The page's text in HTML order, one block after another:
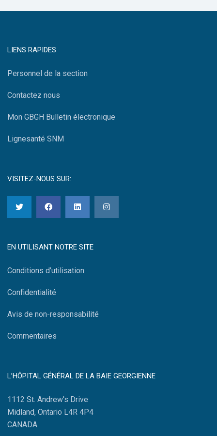
LIENS RAPIDES
Personnel de la section
Contactez nous
Mon GBGH Bulletin électronique
Lignesanté SNM
VISITEZ-NOUS SUR:
EN UTILISANT NOTRE SITE
Conditions d’utilisation
Confidentialité
Avis de non-responsabilité
Commentaires
L’HÔPITAL GÉNÉRAL DE LA BAIE GEORGIENNE
1112 St. Andrew's Drive
Midland, Ontario L4R 4P4
CANADA